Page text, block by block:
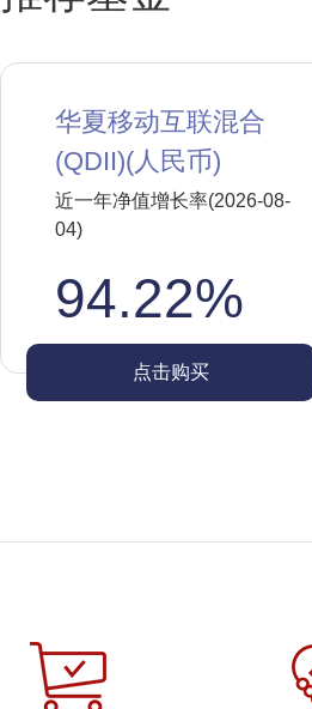
华夏移动互联混合
(QDII)(人民币)
近一年净值增长率(2026-08-
04)
94.22%
点击购买